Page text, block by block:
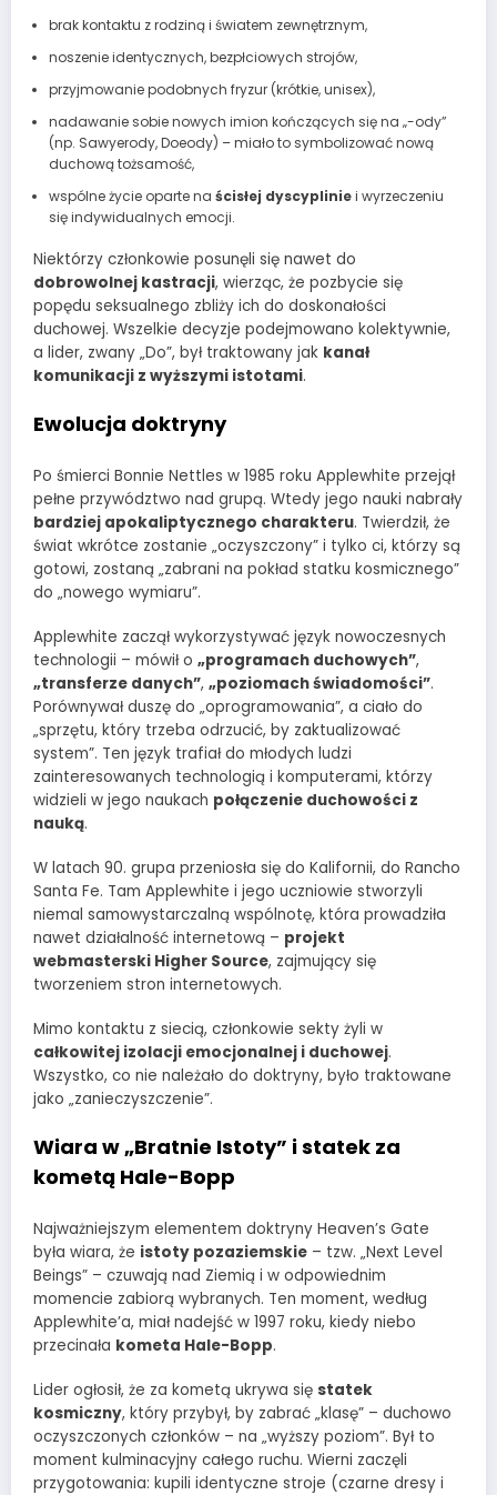
brak kontaktu z rodziną i światem zewnętrznym,
noszenie identycznych, bezpłciowych strojów,
przyjmowanie podobnych fryzur (krótkie, unisex),
nadawanie sobie nowych imion kończących się na „-ody”
(np. Sawyerody, Doeody) – miało to symbolizować nową
duchową tożsamość,
wspólne życie oparte na ścisłej dyscypliniei wyrzeczeniu
się indywidualnych emocji.
Niektórzy członkowie posunęli się nawet do
dobrowolnej kastracji, wierząc, że pozbycie się
popędu seksualnego zbliży ich do doskonałości
duchowej. Wszelkie decyzje podejmowano kolektywnie,
a lider, zwany „Do”, był traktowany jak kanał
komunikacji z wyższymi istotami.
Ewolucja doktryny
Po śmierci Bonnie Nettles w 1985 roku Applewhite przejął
pełne przywództwo nad grupą. Wtedy jego nauki nabrały
bardziej apokaliptycznego charakteru. Twierdził, że
świat wkrótce zostanie „oczyszczony” i tylko ci, którzy są
gotowi, zostaną „zabrani na pokład statku kosmicznego”
do „nowego wymiaru”.
Applewhite zaczął wykorzystywać język nowoczesnych
technologii – mówił o „programach duchowych”,
„transferze danych”, „poziomach świadomości”.
Porównywał duszę do „oprogramowania”, a ciało do
„sprzętu, który trzeba odrzucić, by zaktualizować
system”. Ten język trafiał do młodych ludzi
zainteresowanych technologią i komputerami, którzy
widzieli w jego naukach połączenie duchowości z
nauką.
W latach 90. grupa przeniosła się do Kalifornii, do Rancho
Santa Fe. Tam Applewhite i jego uczniowie stworzyli
niemal samowystarczalną wspólnotę, która prowadziła
nawet działalność internetową – projekt
webmasterski Higher Source, zajmujący się
tworzeniem stron internetowych.
Mimo kontaktu z siecią, członkowie sekty żyli w
całkowitej izolacji emocjonalnej i duchowej.
Wszystko, co nie należało do doktryny, było traktowane
jako „zanieczyszczenie”.
Wiara w „Bratnie Istoty” i statek za
kometą Hale-Bopp
Najważniejszym elementem doktryny Heaven’s Gate
była wiara, że istoty pozaziemskie – tzw. „Next Level
Beings” – czuwają nad Ziemią i w odpowiednim
momencie zabiorą wybranych. Ten moment, według
Applewhite’a, miał nadejść w 1997 roku, kiedy niebo
przecinała kometa Hale-Bopp.
Lider ogłosił, że za kometą ukrywa się statek
kosmiczny, który przybył, by zabrać „klasę” – duchowo
oczyszczonych członków – na „wyższy poziom”. Był to
moment kulminacyjny całego ruchu. Wierni zaczęli
przygotowania: kupili identyczne stroje (czarne dresy i